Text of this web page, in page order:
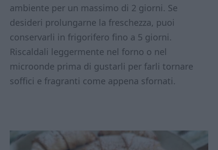
ambiente per un massimo di 2 giorni. Se
desideri prolungarne la freschezza, puoi
conservarli in frigorifero fino a 5 giorni.
Riscaldali leggermente nel forno o nel
microonde prima di gustarli per farli tornare
soffici e fragranti come appena sfornati.